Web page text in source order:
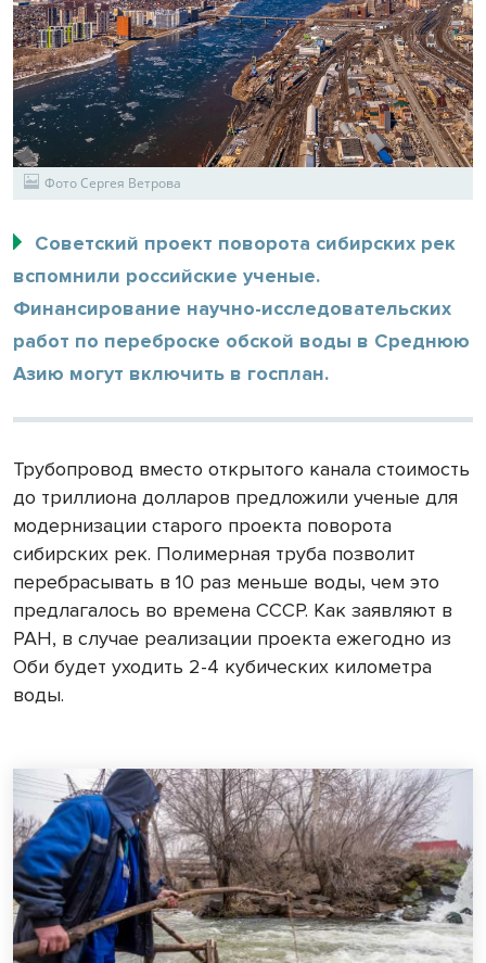
Фото Сергея Ветрова
Советский проект поворота сибирских рек
вспомнили российские ученые.
Финансирование научно-исследовательских
работ по переброске обской воды в Среднюю
Азию могут включить в госплан.
Трубопровод вместо открытого канала стоимость
до триллиона долларов предложили ученые для
модернизации старого проекта поворота
сибирских рек. Полимерная труба позволит
перебрасывать в 10 раз меньше воды, чем это
предлагалось во времена СССР. Как заявляют в
РАН, в случае реализации проекта ежегодно из
Оби будет уходить 2-4 кубических километра
воды.